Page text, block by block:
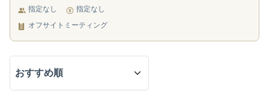
指定なし
指定なし
オフサイトミーティング